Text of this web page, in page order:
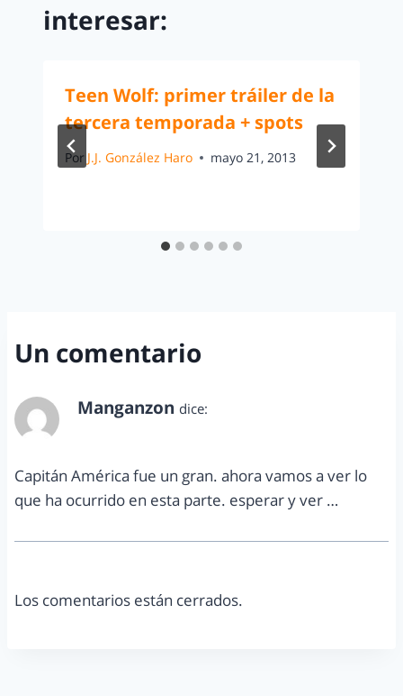
interesar:
Teen Wolf: primer tráiler de la
tercera temporada + spots
Por J.J. González Haro mayo 21, 2013
Un comentario
Manganzon dice:
Capitán América fue un gran. ahora vamos a ver lo
que ha ocurrido en esta parte. esperar y ver …
Los comentarios están cerrados.